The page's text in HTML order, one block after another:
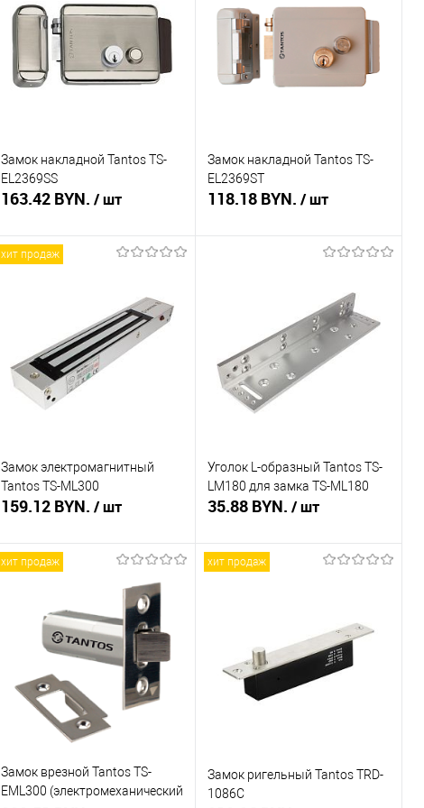
Купить в 1 клик
Сравнение
В избранное
В наличии
Купить в 1 клик
Сравнение
В избранное
В наличии
Замок накладной Tantos TS-
EL2369SS
163.42 BYN. / шт
Сравнение
В избранное
Недоступно
Замок накладной Tantos TS-
EL2369ST
118.18 BYN. / шт
Купить в 1 клик
Сравнение
В избранное
Недоступно
хит продаж
Замок электромагнитный
Tantos TS-ML300
159.12 BYN. / шт
Купить в 1 клик
Сравнение
В избранное
В наличии
Уголок L-образный Tantos TS-
LM180 для замка TS-ML180
35.88 BYN. / шт
Сравнение
В избранное
В наличии
хит продаж
Замок врезной Tantos TS-
EML300 (электромеханический
хит продаж
Замок ригельный Tantos TRD-
1086C